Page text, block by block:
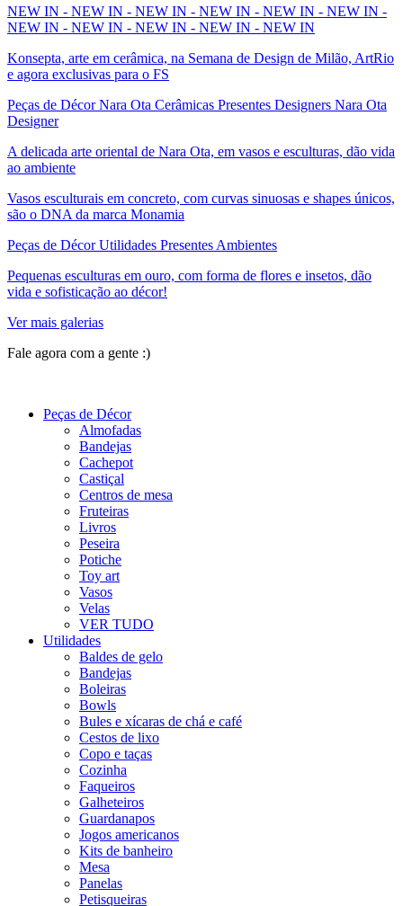
NEW IN - NEW IN - NEW IN - NEW IN - NEW IN - NEW IN -
NEW IN - NEW IN - NEW IN - NEW IN - NEW IN
Konsepta, arte em cerâmica, na Semana de Design de Milão, ArtRio
e agora exclusivas para o FS
Peças de Décor Nara Ota Cerâmicas Presentes Designers Nara Ota
Designer
A delicada arte oriental de Nara Ota, em vasos e esculturas, dão vida
ao ambiente
Vasos esculturais em concreto, com curvas sinuosas e shapes únicos,
são o DNA da marca Monamia
Peças de Décor Utilidades Presentes Ambientes
Pequenas esculturas em ouro, com forma de flores e insetos, dão
vida e sofisticação ao décor!
Ver mais galerias
Fale agora com a gente :)
Peças de Décor
Almofadas
Bandejas
Cachepot
Castiçal
Centros de mesa
Fruteiras
Livros
Peseira
Potiche
Toy art
Vasos
Velas
VER TUDO
Utilidades
Baldes de gelo
Bandejas
Boleiras
Bowls
Bules e xícaras de chá e café
Cestos de lixo
Copo e taças
Cozinha
Faqueiros
Galheteiros
Guardanapos
Jogos americanos
Kits de banheiro
Mesa
Panelas
Petisqueiras